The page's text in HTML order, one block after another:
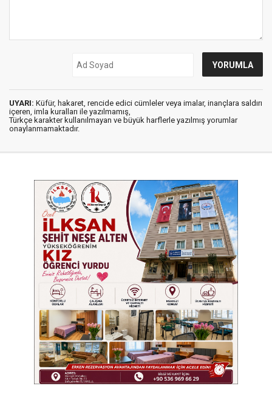
UYARI: Küfür, hakaret, rencide edici cümleler veya imalar, inançlara saldırı
içeren, imla kuralları ile yazılmamış,
Türkçe karakter kullanılmayan ve büyük harflerle yazılmış yorumlar
onaylanmamaktadır.